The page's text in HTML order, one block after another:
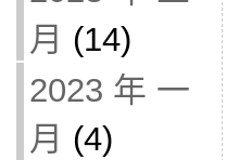
月 (14)
2023 年 一
月 (4)